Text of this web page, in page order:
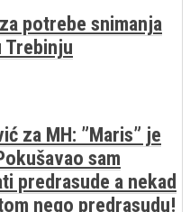
potrebe snimanja
Trebinju
za MH: ”Maris” je
sam
predrasude a nekad
nego predrasudu!